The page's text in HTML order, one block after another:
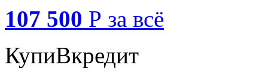
107 500 Р за всё
КупиВкредит